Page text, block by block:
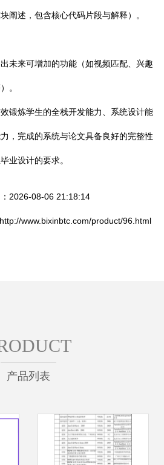
阐述，包含核心代码片段与解释）。
未来可增加的功能（如视频匹配、兴趣
。
锻炼学生的全栈开发能力、系统设计能
，完成的系统与论文具备良好的完整性
业设计的要求。
2026-08-06 21:18:14
www.bixinbtc.com/product/96.html
产品列表